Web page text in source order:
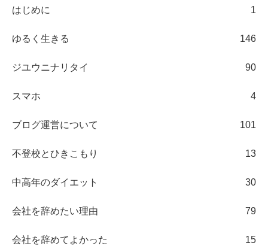
はじめに 1
ゆるく生きる 146
ジユウニナリタイ 90
スマホ 4
ブログ運営について 101
不登校とひきこもり 13
中高年のダイエット 30
会社を辞めたい理由 79
会社を辞めてよかった 15